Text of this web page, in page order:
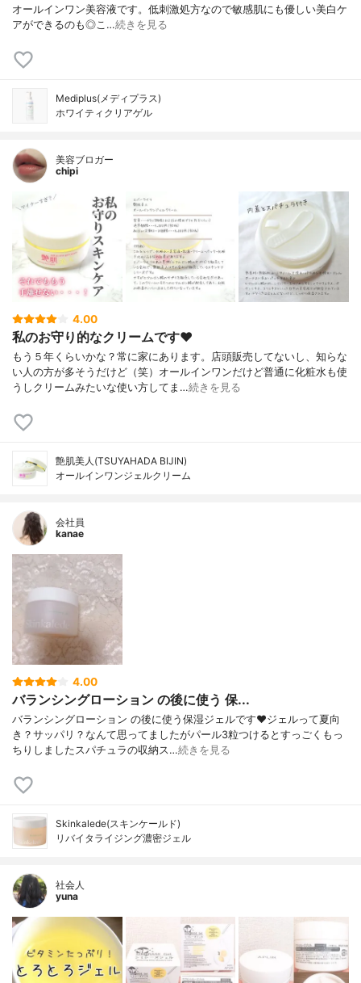
オールインワン美容液です。低刺激処方なので敏感肌にも優しい美白ケ
アができるのも◎こ…続きを見る
Mediplus(メディプラス)
ホワイティクリアゲル
美容ブロガー
chipi
4.00
私のお守り的なクリームです♥
もう５年くらいかな？常に家にあります。店頭販売してないし、知らな
い人の方が多そうだけど（笑）オールインワンだけど普通に化粧水も使
うしクリームみたいな使い方してま…続きを見る
艶肌美人(TSUYAHADA BIJIN)
オールインワンジェルクリーム
会社員
kanae
4.00
バランシングローション の後に使う 保...
バランシングローション の後に使う保湿ジェルです❤️ジェルって夏向
き？サッパリ？なんて思ってましたがパール3粒つけるとすっごくもっ
ちりしましたスパチュラの収納ス…続きを見る
Skinkalede(スキンケールド)
リバイタライジング濃密ジェル
社会人
yuna